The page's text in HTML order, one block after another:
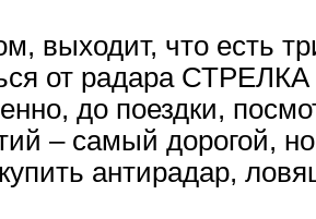
выходит, что есть
от радара
до поездки,
– самый дорогой,
антирадар,